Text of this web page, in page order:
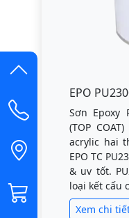
EPO
Sơn Epoxy
(TOP
acrylic hai
EPO TC
& uv tốt.
loại kết cấu
Xem chi